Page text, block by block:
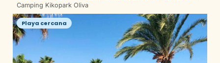
Camping Kikopark Oliva
Playa cercana